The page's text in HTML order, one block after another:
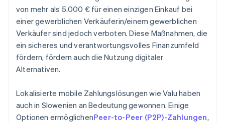
von mehr als 5.000 € für einen einzigen Einkauf bei
einer gewerblichen Verkäuferin/einem gewerblichen
Verkäufer sind jedoch verboten. Diese Maßnahmen, die
ein sicheres und verantwortungsvolles Finanzumfeld
fördern, fördern auch die Nutzung digitaler
Alternativen.
Lokalisierte mobile Zahlungslösungen wie Valu haben
auch in Slowenien an Bedeutung gewonnen. Einige
Optionen ermöglichenPeer-to-Peer (P2P)-Zahlungen,